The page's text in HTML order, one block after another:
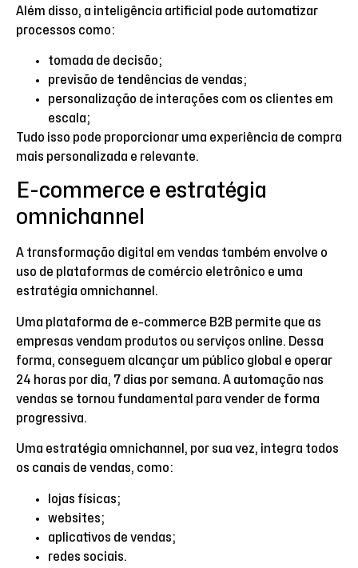
Além disso, a inteligência artificial pode automatizar
processos como:
tomada de decisão;
previsão de tendências de vendas;
personalização de interações com os clientes em
escala;
Tudo isso pode proporcionar uma experiência de compra
mais personalizada e relevante.
E-commerce e estratégia
omnichannel
A transformação digital em vendas também envolve o
uso de plataformas de comércio eletrônico e uma
estratégia omnichannel.
Uma plataforma de e-commerce B2B permite que as
empresas vendam produtos ou serviços online. Dessa
forma, conseguem alcançar um público global e operar
24 horas por dia, 7 dias por semana. A automação nas
vendas se tornou fundamental para vender de forma
progressiva.
Uma estratégia omnichannel, por sua vez, integra todos
os canais de vendas, como:
lojas físicas;
websites;
aplicativos de vendas;
redes sociais.